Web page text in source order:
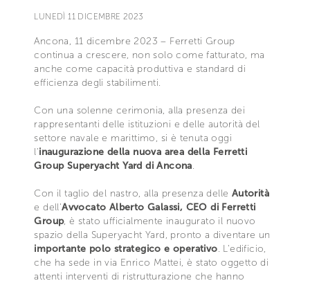
LUNEDÌ 11 DICEMBRE 2023
Ancona, 11 dicembre 2023 – Ferretti Group
continua a crescere, non solo come fatturato, ma
anche come capacità produttiva e standard di
efficienza degli stabilimenti.
Con una solenne cerimonia, alla presenza dei
rappresentanti delle istituzioni e delle autorità del
settore navale e marittimo, si è tenuta oggi
l'inaugurazione della nuova area della Ferretti
Group Superyacht Yard di Ancona.
Con il taglio del nastro, alla presenza delle Autorità
e dell'Avvocato Alberto Galassi, CEO di Ferretti
Group, è stato ufficialmente inaugurato il nuovo
spazio della Superyacht Yard, pronto a diventare un
importante polo strategico e operativo. L'edificio,
che ha sede in via Enrico Mattei, è stato oggetto di
attenti interventi di ristrutturazione che hanno